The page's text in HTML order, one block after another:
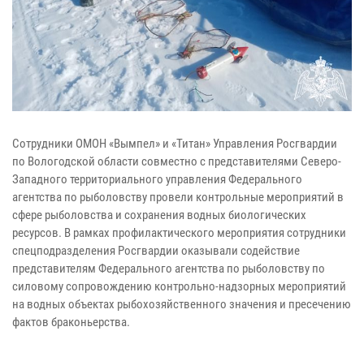
Сотрудники ОМОН «Вымпел» и «Титан» Управления Росгвардии
по Вологодской области совместно с представителями Северо-
Западного территориального управления Федерального
агентства по рыболовству провели контрольные мероприятий в
сфере рыболовства и сохранения водных биологических
ресурсов. В рамках профилактического мероприятия сотрудники
спецподразделения Росгвардии оказывали содействие
представителям Федерального агентства по рыболовству по
силовому сопровождению контрольно-надзорных мероприятий
на водных объектах рыбохозяйственного значения и пресечению
фактов браконьерства.